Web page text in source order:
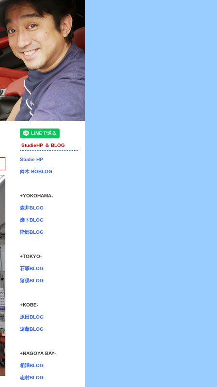
StudieHP ＆ BLOG
Studie HP
鈴木 BOBLOG
+YOKOHAMA-
森井BLOG
瀬下BLOG
忰部BLOG
+TOKYO-
石塚BLOG
猪俣BLOG
+KOBE-
原田BLOG
遠藤BLOG
+NAGOYA BAY-
相澤BLOG
志村BLOG